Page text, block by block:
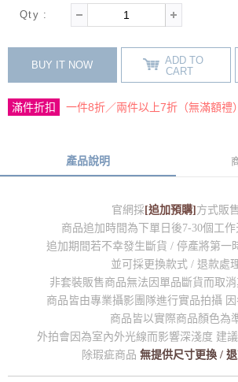
Qty :
BUY IT NOW
ADD TO
CART
滿件折扣 一件8折／兩件以上7折（無滿額禮）
產品說明
官網採[追加預購]方式販
商品追加時間為下單日後7-30個工作
追加期間若不幸發生斷貨 / 停產將第一
並可採更換款式 / 退款處
非套裝販售商品無法因單品斷貨而取
商品皆由專業攝影團隊進行實品拍攝
商品皆以實際商品顏色為
外拍會因為室內外光線而影響深淺度 建
除瑕疵商品 無提供尺寸更換 /